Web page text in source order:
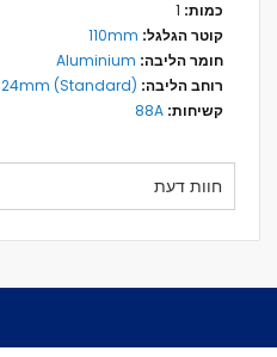
110mm
Aluminium
24mm (Standard)
88A
חוות דעת